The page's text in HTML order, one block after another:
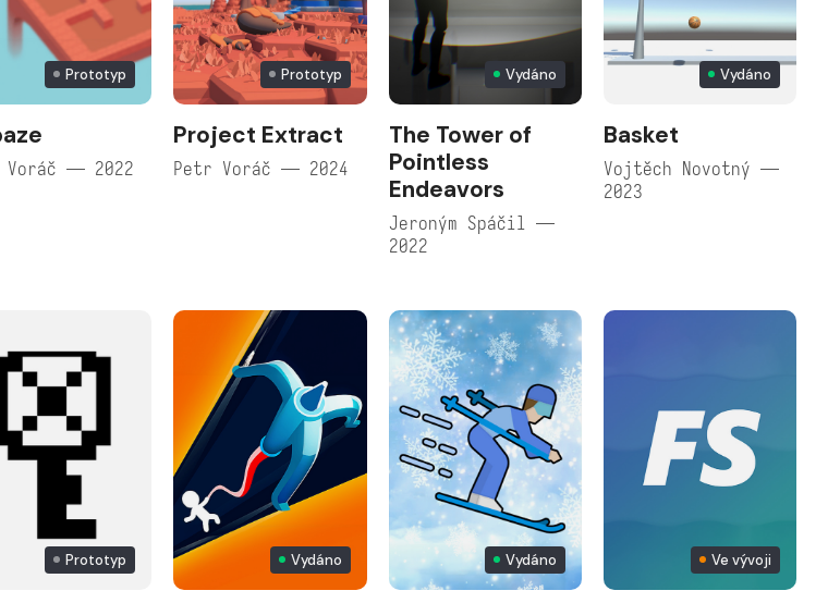
Prototyp
Voráč — 2022
Prototyp
Project Extract
Petr Voráč — 2024
Vydáno
The Tower of
Pointless
Endeavors
Jeroným Spáčil —
2022
Vydáno
Basket
Vojtěch Novotný —
2023
Prototyp Vydáno Vydáno Ve vývoji